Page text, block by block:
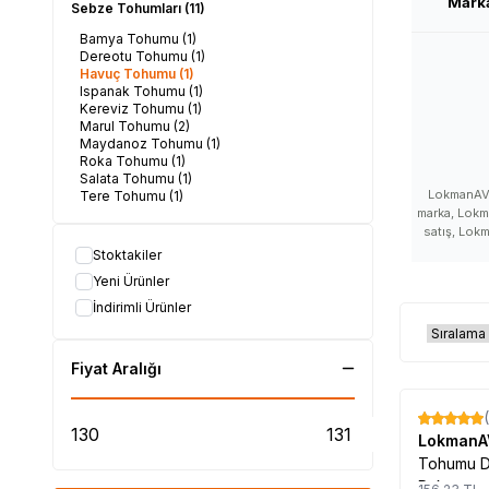
Sebze Tohumları (11)
Bamya Tohumu (1)
Dereotu Tohumu (1)
Havuç Tohumu (1)
Ispanak Tohumu (1)
Kereviz Tohumu (1)
Marul Tohumu (2)
Maydanoz Tohumu (1)
Roka Tohumu (1)
Salata Tohumu (1)
Tere Tohumu (1)
Stoktakiler
Yeni Ürünler
İndirimli Ürünler
Fiyat Aralığı
marka,
satış,
%17
Tohumu